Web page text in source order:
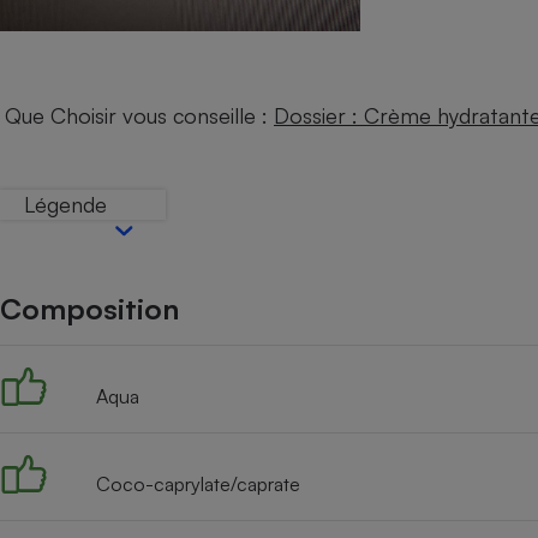
Que Choisir vous conseille : Dossier : Crème
Légende
Composition
Aqua
Coco-caprylate/caprate
Complément
Petit électroménager
Internet